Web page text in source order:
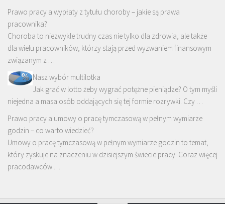
Prawo pracy a wypłaty z tytułu choroby – jakie są prawa
pracownika?
Choroba to niezwykle trudny czas nie tylko dla zdrowia, ale także
dla wielu pracowników, którzy stają przed wyzwaniem finansowym
związanym z …
Nasz wybór multilotka
Jak grać w lotto żeby wygrać potężne pieniądze? O tym myśli
niejedna a masa osób oddających się tej formie rozrywki. Czy …
Prawo pracy a umowy o pracę tymczasową w pełnym wymiarze
godzin – co warto wiedzieć?
Umowy o pracę tymczasową w pełnym wymiarze godzin to temat,
który zyskuje na znaczeniu w dzisiejszym świecie pracy. Coraz więcej
pracodawców …